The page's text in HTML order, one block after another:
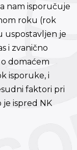
nam isporučuje
roku (rok
uspostavljen je
i zvanično
domaćem
isporuke, i
faktori pri
je ispred NK